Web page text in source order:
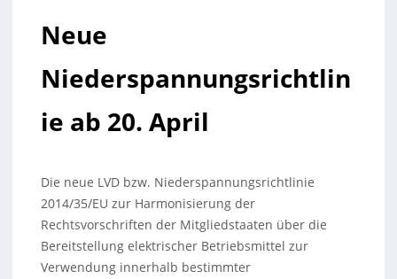
Neue
Niederspannungsrichtlin
ie ab 20. April
Die neue LVD bzw. Niederspannungsrichtlinie
2014/35/EU zur Harmonisierung der
Rechtsvorschriften der Mitgliedstaaten über die
Bereitstellung elektrischer Betriebsmittel zur
Verwendung innerhalb bestimmter